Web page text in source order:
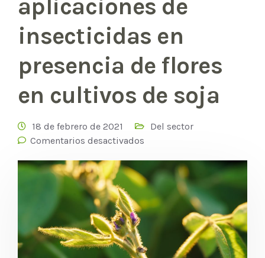
aplicaciones de
insecticidas en
presencia de flores
en cultivos de soja
18 de febrero de 2021
Del sector
Comentarios desactivados